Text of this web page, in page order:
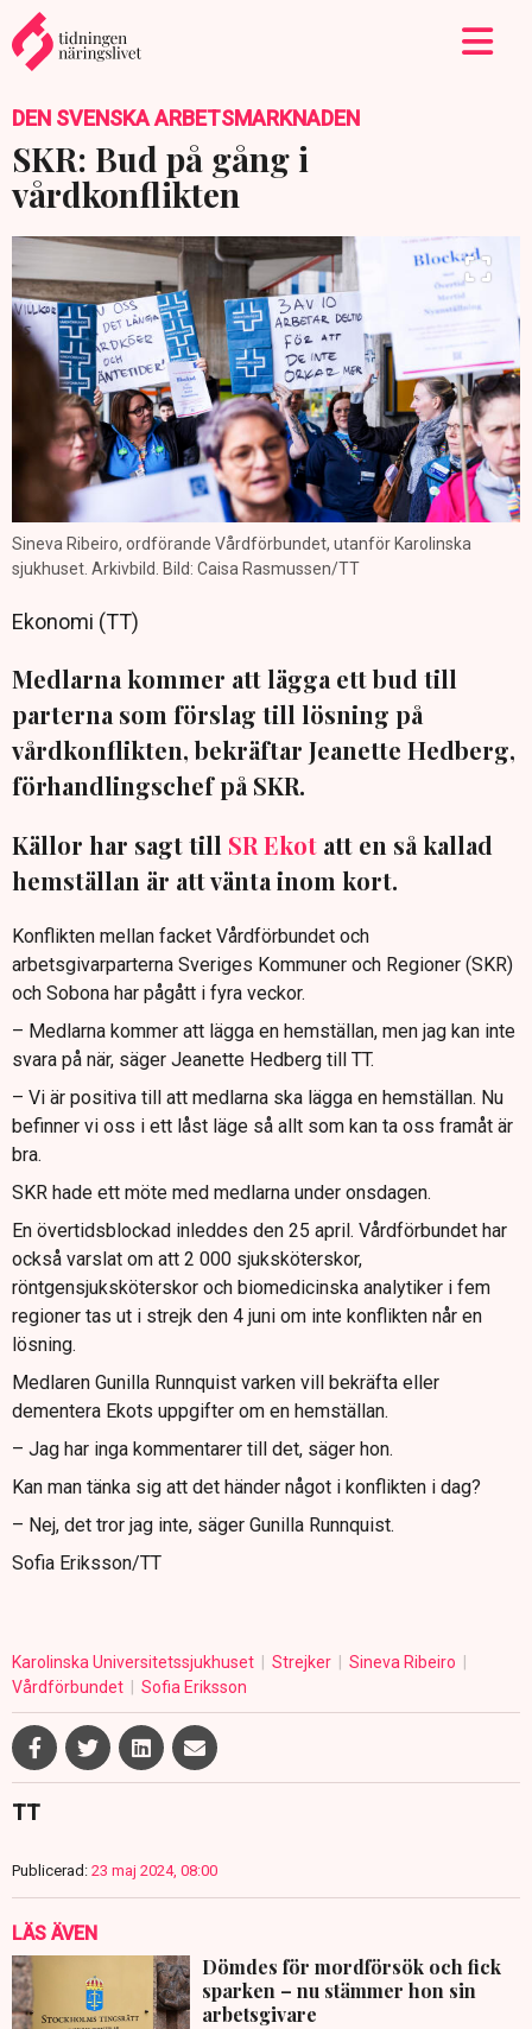
DEN SVENSKA ARBETSMARKNADEN
SKR: Bud på gång i
vårdkonflikten
Sineva Ribeiro, ordförande Vårdförbundet, utanför Karolinska
sjukhuset. Arkivbild. Bild: Caisa Rasmussen/TT
Ekonomi (TT)
Medlarna kommer att lägga ett bud till
parterna som förslag till lösning på
vårdkonflikten, bekräftar Jeanette Hedberg,
förhandlingschef på SKR.
Källor har sagt till SR Ekot att en så kallad
hemställan är att vänta inom kort.
Konflikten mellan facket Vårdförbundet och
arbetsgivarparterna Sveriges Kommuner och Regioner (SKR)
och Sobona har pågått i fyra veckor.
– Medlarna kommer att lägga en hemställan, men jag kan inte
svara på när, säger Jeanette Hedberg till TT.
– Vi är positiva till att medlarna ska lägga en hemställan. Nu
befinner vi oss i ett låst läge så allt som kan ta oss framåt är
bra.
SKR hade ett möte med medlarna under onsdagen.
En övertidsblockad inleddes den 25 april. Vårdförbundet har
också varslat om att 2 000 sjuksköterskor,
röntgensjuksköterskor och biomedicinska analytiker i fem
regioner tas ut i strejk den 4 juni om inte konflikten når en
lösning.
Medlaren Gunilla Runnquist varken vill bekräfta eller
dementera Ekots uppgifter om en hemställan.
– Jag har inga kommentarer till det, säger hon.
Kan man tänka sig att det händer något i konflikten i dag?
– Nej, det tror jag inte, säger Gunilla Runnquist.
Sofia Eriksson/TT
Karolinska Universitetssjukhuset Strejker
Sineva Ribeiro
Vårdförbundet
Sofia Eriksson
TT
Publicerad: 23 maj 2024, 08:00
LÄS ÄVEN
Dömdes för mordförsök och fick
sparken – nu stämmer hon sin
arbetsgivare